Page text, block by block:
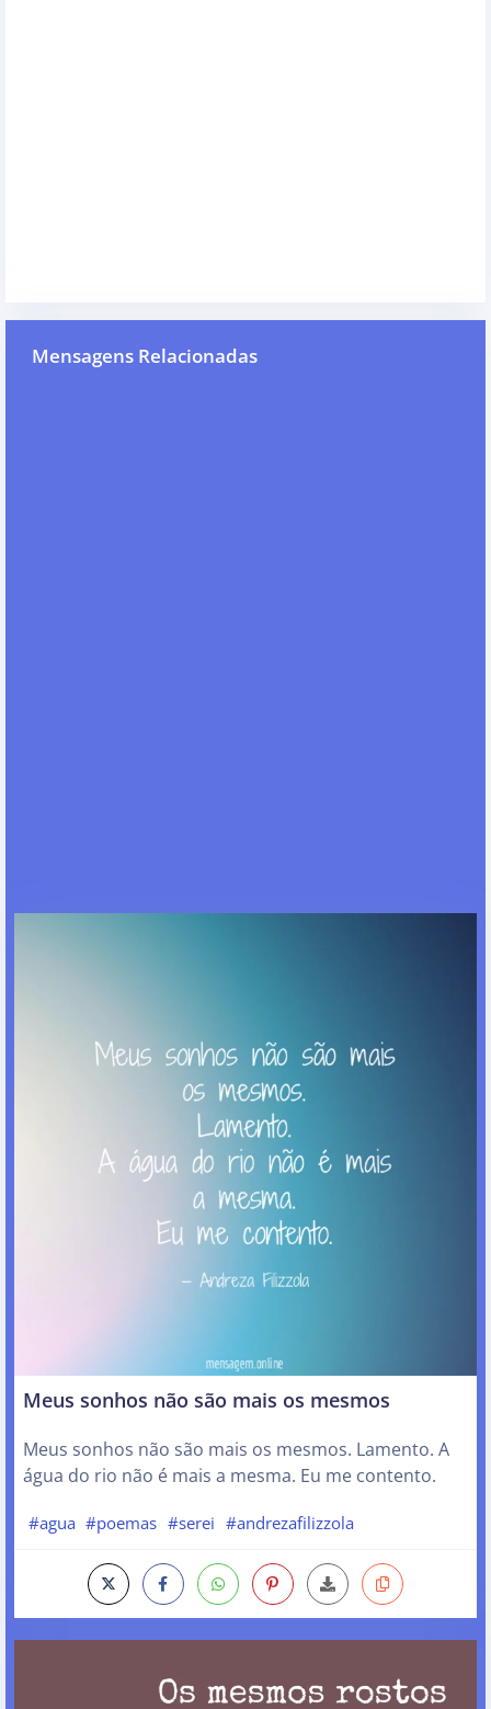
Mensagens Relacionadas
Meus sonhos não são mais os mesmos
Meus sonhos não são mais os mesmos. Lamento. A
água do rio não é mais a mesma. Eu me contento.
#agua #poemas #serei #andrezafilizzola